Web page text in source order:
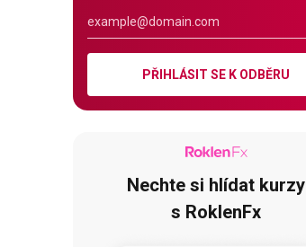
PŘIHLÁSIT SE K ODBĚRU
Nechte si hlídat kurzy
s RoklenFx